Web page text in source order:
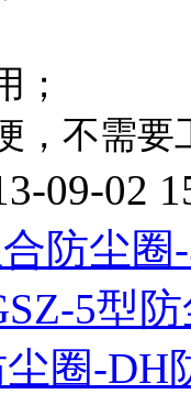
；
，不需要
09-02
防尘
5型
尘圈-DH